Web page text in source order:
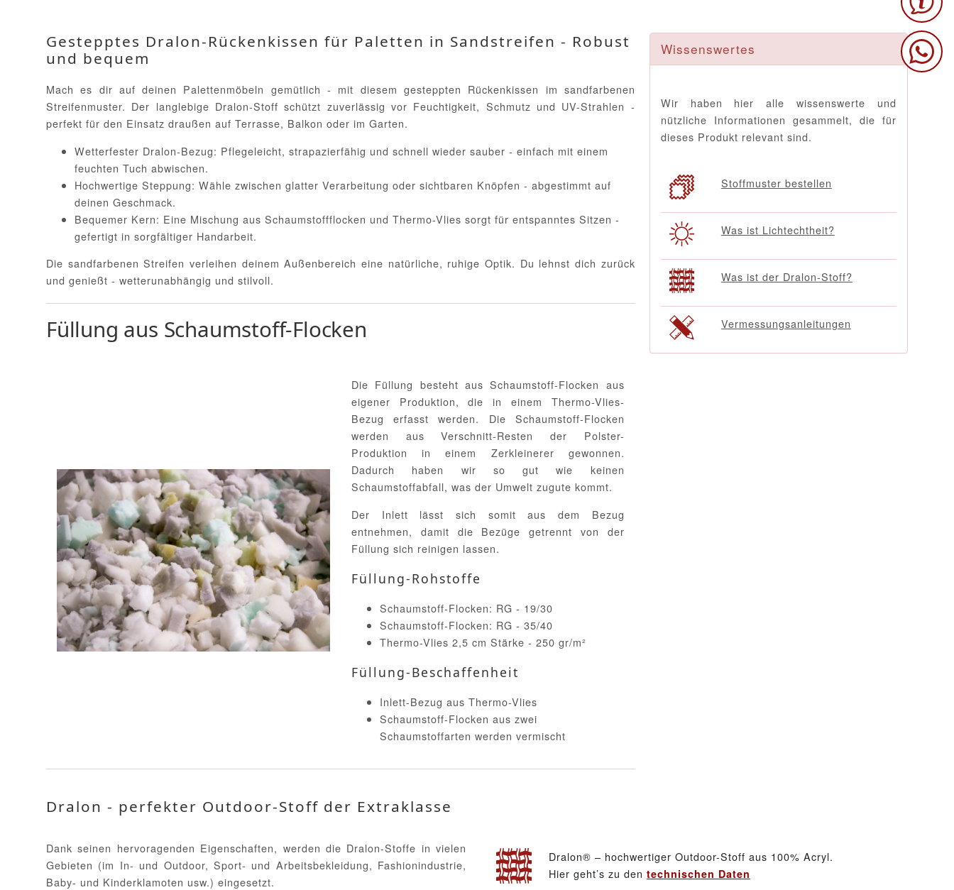
Wissenswertes
Wir haben hier alle wissenswerte und
nützliche Informationen gesammelt, die für
dieses Produkt relevant sind.
Stoffmuster bestellen
Was ist Lichtechtheit?
Was ist der Dralon-Stoff?
Vermessungsanleitungen
Gestepptes Dralon-Rückenkissen für Paletten in Sandstreifen - Robust
und bequem
Mach es dir auf deinen Palettenmöbeln gemütlich - mit diesem gesteppten Rückenkissen im sandfarbenen
Streifenmuster. Der langlebige Dralon-Stoff schützt zuverlässig vor Feuchtigkeit, Schmutz und UV-Strahlen -
perfekt für den Einsatz draußen auf Terrasse, Balkon oder im Garten.
Wetterfester Dralon-Bezug: Pflegeleicht, strapazierfähig und schnell wieder sauber - einfach mit einem
feuchten Tuch abwischen.
Hochwertige Steppung: Wähle zwischen glatter Verarbeitung oder sichtbaren Knöpfen - abgestimmt auf
deinen Geschmack.
Bequemer Kern: Eine Mischung aus Schaumstoffflocken und Thermo-Vlies sorgt für entspanntes Sitzen -
gefertigt in sorgfältiger Handarbeit.
Die sandfarbenen Streifen verleihen deinem Außenbereich eine natürliche, ruhige Optik. Du lehnst dich zurück
und genießt - wetterunabhängig und stilvoll.
Füllung aus Schaumstoff-Flocken
Die Füllung besteht aus Schaumstoff-Flocken aus
eigener Produktion, die in einem Thermo-Vlies-
Bezug erfasst werden. Die Schaumstoff-Flocken
werden aus Verschnitt-Resten der Polster-
Produktion in einem Zerkleinerer gewonnen.
Dadurch haben wir so gut wie keinen
Schaumstoffabfall, was der Umwelt zugute kommt.
Der Inlett lässt sich somit aus dem Bezug
entnehmen, damit die Bezüge getrennt von der
Füllung sich reinigen lassen.
Füllung-Rohstoffe
Schaumstoff-Flocken: RG - 19/30
Schaumstoff-Flocken: RG - 35/40
Thermo-Vlies 2,5 cm Stärke - 250 gr/m²
Füllung-Beschaffenheit
Inlett-Bezug aus Thermo-Vlies
Schaumstoff-Flocken aus zwei
Schaumstoffarten werden vermischt
Dralon - perfekter Outdoor-Stoff der Extraklasse
Dank seinen hervoragenden Eigenschaften, werden die Dralon-Stoffe in vielen
Gebieten (im In- und Outdoor, Sport- und Arbeitsbekleidung, Fashionindustrie,
Baby- und Kinderklamoten usw.) eingesetzt.
Dralon® – hochwertiger Outdoor-Stoff aus 100% Acryl.
Hier geht’s zu den technischen Daten